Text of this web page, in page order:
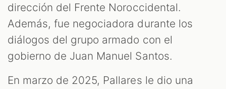
dirección del Frente Noroccidental.
Además, fue negociadora durante los
diálogos del grupo armado con el
gobierno de Juan Manuel Santos.
En marzo de 2025, Pallares le dio una